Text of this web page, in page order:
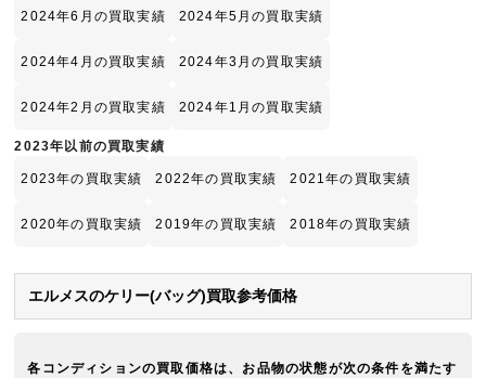
2024年6月の買取実績 2024年5月の買取実績
2024年4月の買取実績 2024年3月の買取実績
2024年2月の買取実績 2024年1月の買取実績
2023年以前の買取実績
2023年の買取実績 2022年の買取実績 2021年の買取実績
2020年の買取実績 2019年の買取実績 2018年の買取実績
エルメスのケリー(バッグ)買取参考価格
各コンディションの買取価格は、お品物の状態が次の条件を満たす